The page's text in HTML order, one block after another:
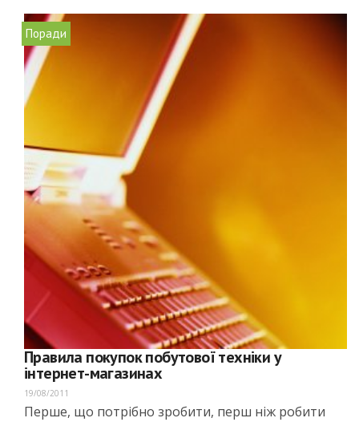
Поради
Правила покупок побутової техніки у
інтернет-магазинах
19/08/2011
Перше, що потрібно зробити, перш ніж робити